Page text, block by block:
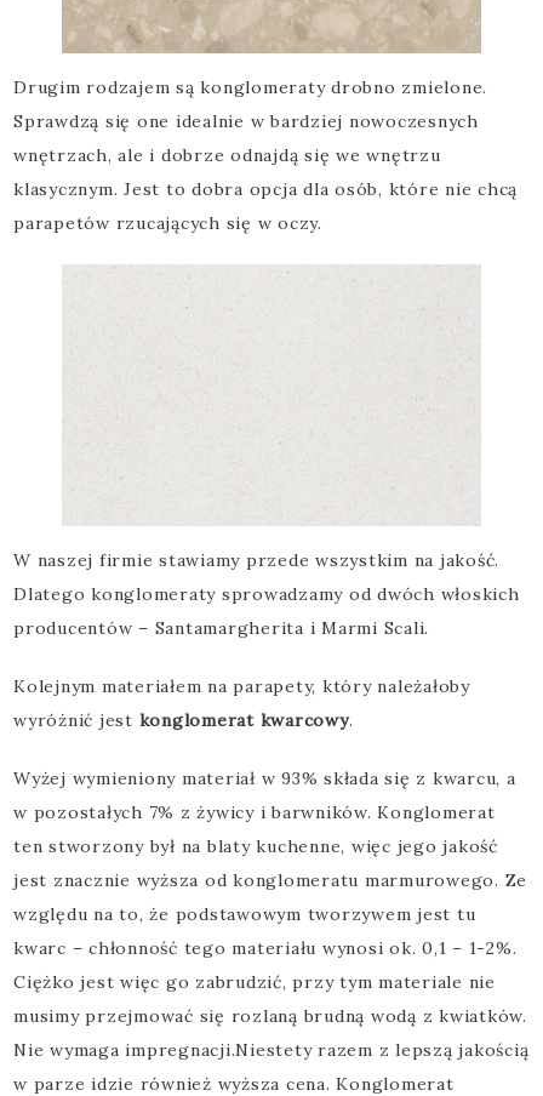
Drugim rodzajem są konglomeraty drobno zmielone.
Sprawdzą się one idealnie w bardziej nowoczesnych
wnętrzach, ale i dobrze odnajdą się we wnętrzu
klasycznym. Jest to dobra opcja dla osób, które nie chcą
parapetów rzucających się w oczy.
W naszej firmie stawiamy przede wszystkim na jakość.
Dlatego konglomeraty sprowadzamy od dwóch włoskich
producentów – Santamargherita i Marmi Scali.
Kolejnym materiałem na parapety, który należałoby
wyróżnić jest konglomerat kwarcowy.
Wyżej wymieniony materiał w 93% składa się z kwarcu, a
w pozostałych 7% z żywicy i barwników. Konglomerat
ten stworzony był na blaty kuchenne, więc jego jakość
jest znacznie wyższa od konglomeratu marmurowego. Ze
względu na to, że podstawowym tworzywem jest tu
kwarc – chłonność tego materiału wynosi ok. 0,1 – 1-2%.
Ciężko jest więc go zabrudzić, przy tym materiale nie
musimy przejmować się rozlaną brudną wodą z kwiatków.
Nie wymaga impregnacji.Niestety razem z lepszą jakością
w parze idzie również wyższa cena. Konglomerat